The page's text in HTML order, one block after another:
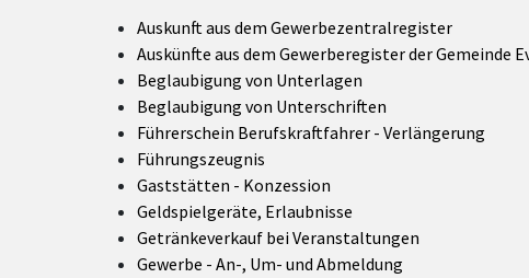
Auskunft aus dem Gewerbezentralregister
Auskünfte aus dem Gewerberegister der Gemeinde
Beglaubigung von Unterlagen
Beglaubigung von Unterschriften
Führerschein Berufskraftfahrer - Verlängerung
Führungszeugnis
Gaststätten - Konzession
Geldspielgeräte, Erlaubnisse
Getränkeverkauf bei Veranstaltungen
Gewerbe - An-, Um- und Abmeldung